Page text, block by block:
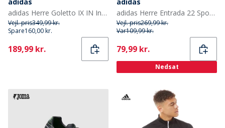
adidas Herre Goletto IX IN Indendørs fodboldstøvler Core Black/Cloud White/Core Black
Vejl. pris349,99 kr.
Spare160,00 kr.
Current
189,99 kr.
adidas Herre Entrada 22 Sportjakker Sort
Vejl. pris269,99 kr.
Var109,99 kr.
Current
79,99 kr.
Nedsat